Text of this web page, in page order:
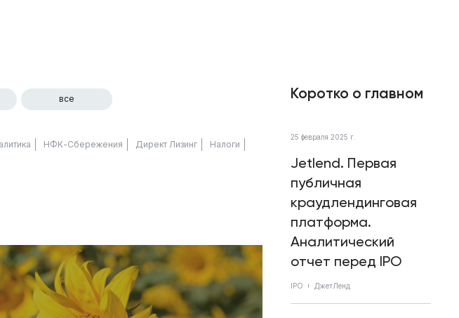
все
НФК-Сбережения Директ Лизинг Налоги
Коротко о главном
25 февраля 2025 г.
Jetlend. Первая
публичная
краудлендинговая
платформа.
Аналитический
отчет перед IPO
IPO ДжетЛенд